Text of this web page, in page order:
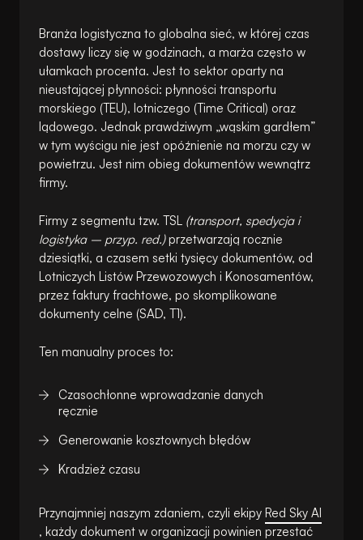
Branża logistyczna to globalna sieć, w której czas
dostawy liczy się w godzinach, a marża często w
ułamkach procenta. Jest to sektor oparty na
nieustającej płynności: płynności transportu
morskiego (TEU), lotniczego (Time Critical) oraz
lądowego. Jednak prawdziwym „wąskim gardłem”
w tym wyścigu nie jest opóźnienie na morzu czy w
powietrzu. Jest nim obieg dokumentów wewnątrz
firmy.
Firmy z segmentu tzw. TSL (transport, spedycja i
logistyka – przyp. red.)przetwarzają rocznie
dziesiątki, a czasem setki tysięcy dokumentów, od
Lotniczych Listów Przewozowych i Konosamentów,
przez faktury frachtowe, po skomplikowane
dokumenty celne (SAD, T1).
Ten manualny proces to:
Czasochłonne wprowadzanie danych
ręcznie
Generowanie kosztownych błędów
Kradzież czasu
Przynajmniej naszym zdaniem, czyli ekipy Red Sky AI
, każdy dokument w organizacji powinien przestać